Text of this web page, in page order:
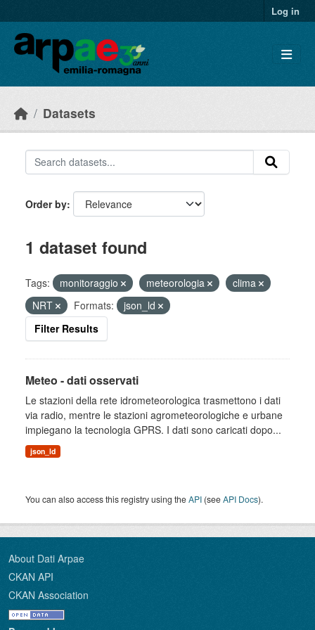
Log in
Datasets
Order by
1 dataset found
Tags: monitoraggio meteorologia
clima
NRT
Formats:
json_ld
Filter Results
Meteo - dati osservati
Le stazioni della rete idrometeorologica trasmettono i dati
via radio, mentre le stazioni agrometeorologiche e urbane
impiegano la tecnologia GPRS. I dati sono caricati dopo...
json_ld
You can also access this registry using theAPI (seeAPI Docs).
About Dati Arpae
CKAN API
CKAN Association